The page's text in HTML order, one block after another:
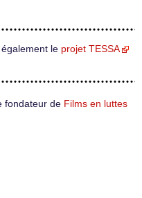
le projet TESSA
fondateur de Films en luttes